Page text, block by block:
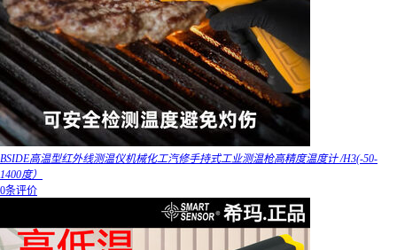
BSIDE高温型红外线测温仪机械化工汽修手持式工业测温枪高精度温度计 /H3(-50-
1400度）
0条评价